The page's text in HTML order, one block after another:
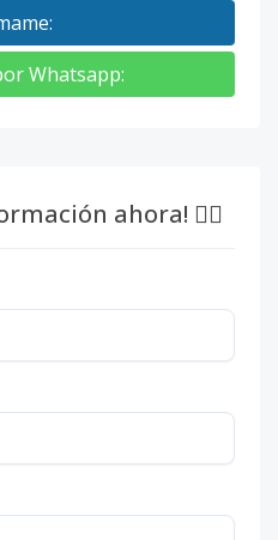
:
Whatsapp:
ahora! 👇🏽